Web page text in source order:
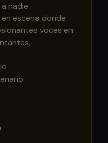
nadie.
escena donde
voces en